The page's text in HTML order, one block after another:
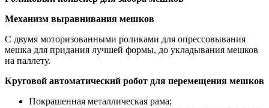
Механизм выравнивания мешков
С двумя моторизованными роликами для опрессовывания
мешка для придания лучшей формы, до укладывания мешков
на паллету.
Круговой автоматический робот для перемещения мешков
Покрашенная металлическая рама;